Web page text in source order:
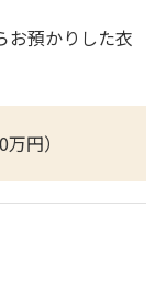
お預かりした衣
円）